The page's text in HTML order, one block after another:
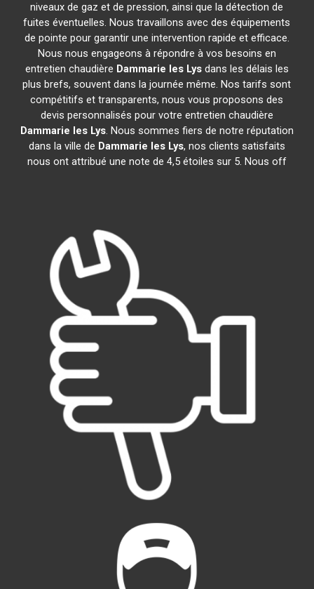
niveaux de gaz et de pression, ainsi que la détection de
fuites éventuelles. Nous travaillons avec des équipements
de pointe pour garantir une intervention rapide et efficace.
Nous nous engageons à répondre à vos besoins en
entretien chaudière Dammarie les Lysdans les délais les
plus brefs, souvent dans la journée même. Nos tarifs sont
compétitifs et transparents, nous vous proposons des
devis personnalisés pour votre entretien chaudière
Dammarie les Lys. Nous sommes fiers de notre réputation
dans la ville de Dammarie les Lys, nos clients satisfaits
nous ont attribué une note de 4,5 étoiles sur 5. Nous off